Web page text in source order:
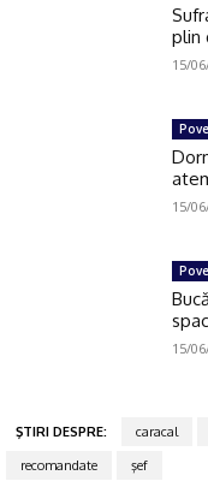
plin
15/
15/
15/
ŞTIRI DESPRE: caracal
recomandate
şef